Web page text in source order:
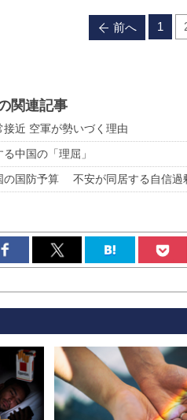
前へ 1
関連記事
近 空軍が勢いづく理由
中国の「理屈」
の国防予算 不安が同居する自信過